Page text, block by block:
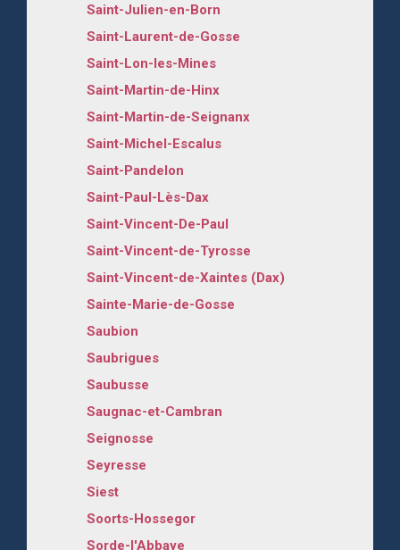
Saint-Julien-en-Born
Saint-Laurent-de-Gosse
Saint-Lon-les-Mines
Saint-Martin-de-Hinx
Saint-Martin-de-Seignanx
Saint-Michel-Escalus
Saint-Pandelon
Saint-Paul-Lès-Dax
Saint-Vincent-De-Paul
Saint-Vincent-de-Tyrosse
Saint-Vincent-de-Xaintes (Dax)
Sainte-Marie-de-Gosse
Saubion
Saubrigues
Saubusse
Saugnac-et-Cambran
Seignosse
Seyresse
Siest
Soorts-Hossegor
Sorde-l'Abbaye